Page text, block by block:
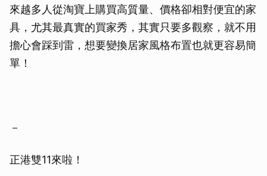
來越多人從淘寶上購買高質量、價格卻相對便宜的家
具，尤其最真實的買家秀，其實只要多觀察，就不用
擔心會踩到雷，想要變換居家風格布置也就更容易簡
單！
－
正港雙11來啦！